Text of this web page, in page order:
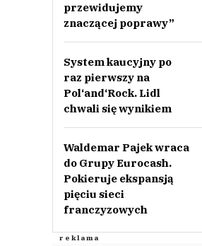
przewidujemy
znaczącej poprawy”
System kaucyjny po
raz pierwszy na
Pol‘and‘Rock. Lidl
chwali się wynikiem
Waldemar Pajek wraca
do Grupy Eurocash.
Pokieruje ekspansją
pięciu sieci
franczyzowych